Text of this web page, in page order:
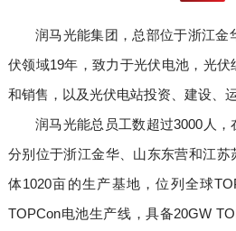
润马光能集团，总部位于浙江金
伏领域19年，致力于光伏电池，光
和销售，以及光伏电站投资、建设、
润马光能总员工数超过3000人，
分别位于浙江金华、山东东营和江
体1020亩的生产基地，位列全球
TOPCon电池生产线，具备20GW